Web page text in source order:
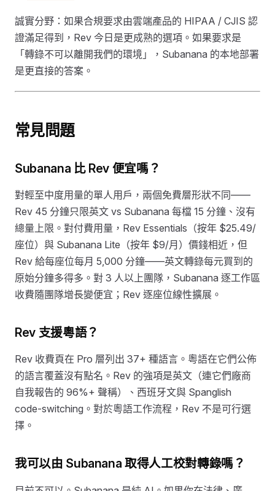
誠實分野：如果合規要求由雲端產品的 HIPAA / CJIS 認
證滿足得到，Rev 今日是更成熟的選項。如果要求是
「轉錄不可以離開我們的環境」，Subanana 的本地部署
是更直接的答案。
常見問題
Subanana 比 Rev 便宜嗎？
對輕至中度用量的單人用戶，兩個免費層形狀不同——
Rev 45 分鐘只限英文 vs Subanana 每檔 15 分鐘、沒有
總量上限。對付費用量，Rev Essentials（按年 $25.49/
座位）與 Subanana Lite（按年 $9/月）價錢相近，但
Rev 給每座位每月 5,000 分鐘——英文轉錄每元買到的
原始分鐘多得多。對 3 人以上團隊，Subanana 逐工作區
收費隨團隊增長變便宜；Rev 逐座位線性擴展。
Rev 支援粵語？
Rev 收費頁在 Pro 層列出 37+ 種語言。粵語在它們公佈
的語言覆蓋沒有點名。Rev 的強項是英文（連它們廠商
自我報告的 96%+ 聲稱）、西班牙文與 Spanglish
code-switching。對於粵語工作流程，Rev 不是可行選
擇。
我可以由 Subanana 取得人工校對轉錄嗎？